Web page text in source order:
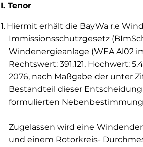
I. Tenor
Hiermit erhält die BayWa r.e
Immissionsschutzgesetz
Windenergieanlage (WEA Al02
Rechtswert: 391.121, Hochwert:
2076, nach Maßgabe der unter
Bestandteil dieser
formulierten
Zugelassen wird eine
und einem Rotorkreis-